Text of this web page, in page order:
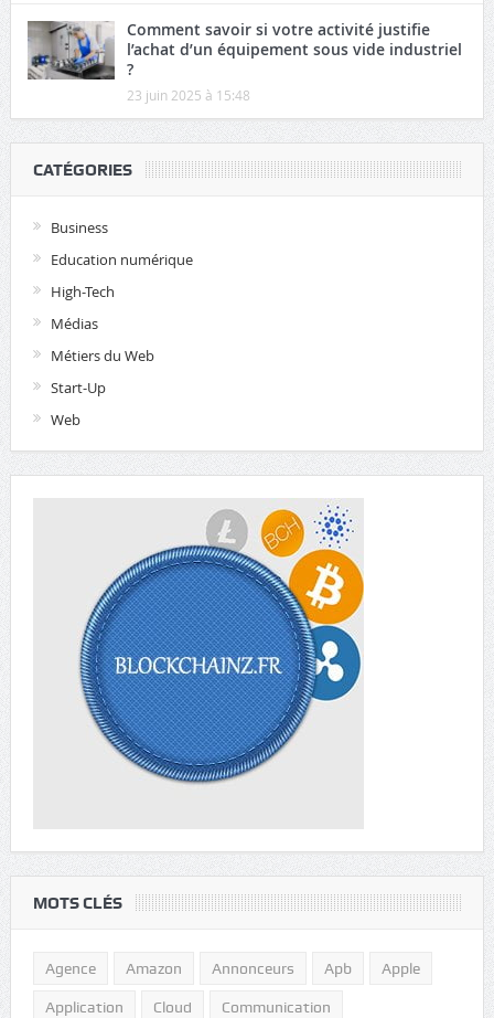
Comment savoir si votre activité justifie
l’achat d’un équipement sous vide industriel
?
23 juin 2025 à 15:48
CATÉGORIES
Business
Education numérique
High-Tech
Médias
Métiers du Web
Start-Up
Web
MOTS CLÉS
Agence Amazon Annonceurs Apb Apple
Application Cloud Communication